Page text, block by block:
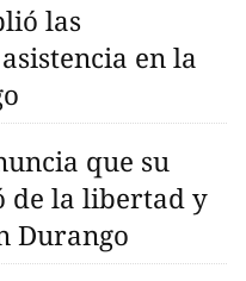
las
en la
que su
de la libertad y
Durango